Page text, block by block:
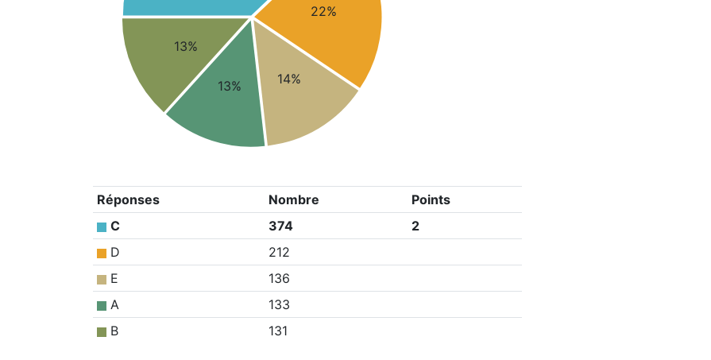
22%
14%
13%
13%
Réponses Nombre
Points
C
374
2
D
212
E
136
A
133
B
131